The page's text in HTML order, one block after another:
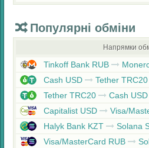
Популярні обміни
Напрямки
Tinkoff Bank RUB
Cash USD
Tether TRC20
Tether TRC20
Cash USD
Capitalist USD
Visa/
Halyk Bank KZT
Solana
Visa/MasterCard RUB